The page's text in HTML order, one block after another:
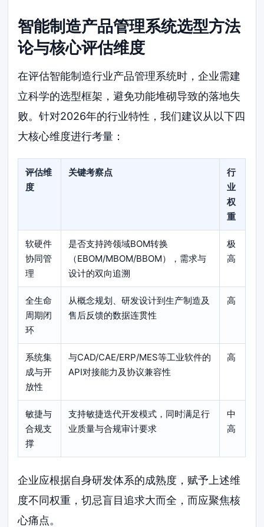
智能制造产品管理系统选型方法
论与核心评估维度
在评估智能制造行业产品管理系统时，企业需建
立科学的选型框架，避免功能堆砌导致的落地失
败。针对2026年的行业特性，我们建议从以下四
大核心维度进行考量：
评估维
度
关键考察点
行
业
权
重
软硬件
协同管
理
是否支持跨领域BOM转换
（EBOM/MBOM/BBOM），需求与
设计的双向追溯
极
高
全生命
周期闭
环
从概念规划、研发设计到生产制造及
售后反馈的数据连贯性
高
系统集
成与开
放性
与CAD/CAE/ERP/MES等工业软件的
API对接能力及协议兼容性
高
敏捷与
合规支
撑
支持敏捷迭代开发模式，同时满足行
业质量与合规审计要求
中
高
企业应根据自身研发体系的成熟度，赋予上述维
度不同权重，切忌盲目追求大而全，而应聚焦核
心痛点。